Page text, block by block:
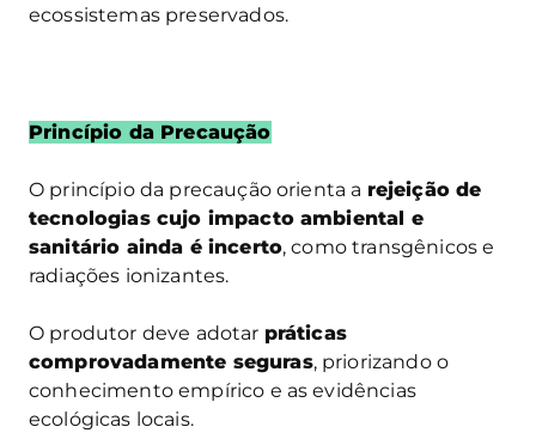
ecossistemas preservados.
Princípio da Precaução
O princípio da precaução orienta a rejeição de
tecnologias cujo impacto ambiental e
sanitário ainda é incerto, como transgênicos e
radiações ionizantes.
O produtor deve adotar práticas
comprovadamente seguras, priorizando o
conhecimento empírico e as evidências
ecológicas locais.